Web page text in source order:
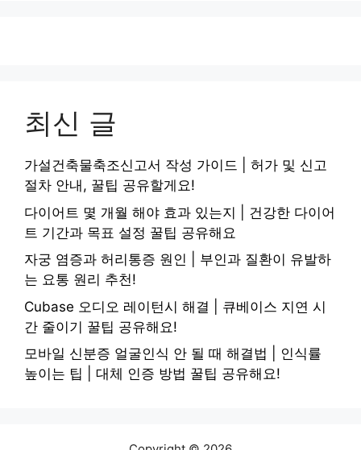
최신 글
가설건축물축조신고서 작성 가이드 | 허가 및 신고
절차 안내, 꿀팁 공유할게요!
다이어트 몇 개월 해야 효과 있는지 | 건강한 다이어
트 기간과 목표 설정 꿀팁 공유해요
자궁 염증과 허리통증 원인 | 부인과 질환이 유발하
는 요통 원리 추천!
Cubase 오디오 레이턴시 해결 | 큐베이스 지연 시
간 줄이기 꿀팁 공유해요!
모바일 신분증 얼굴인식 안 될 때 해결법 | 인식률
높이는 팁 | 대체 인증 방법 꿀팁 공유해요!